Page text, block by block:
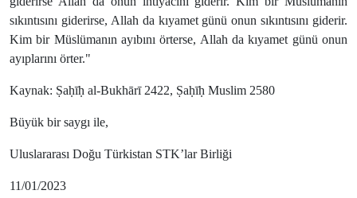
sıkıntısını giderirse, Allah da kıyamet günü onun sıkıntısını giderir.
Kim bir Müslümanın ayıbını örterse, Allah da kıyamet günü onun
ayıplarını örter."
Kaynak: Ṣaḥīḥ al-Bukhārī 2422, Ṣaḥīḥ Muslim 2580
Büyük bir saygı ile,
Uluslararası Doğu Türkistan STK’lar Birliği
11/01/2023